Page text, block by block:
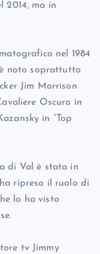
2014, ma in
nel 1984
è noto soprattutto
Jim Morrison
Oscuro in
in “Top
di Val è stata in
ripreso il ruolo di
lo ha visto
tv Jimmy